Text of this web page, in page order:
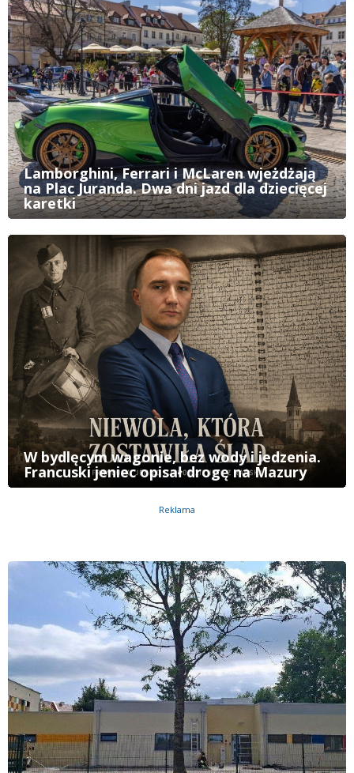
Lamborghini, Ferrari i McLaren wjeżdżają
na Plac Juranda. Dwa dni jazd dla dziecięcej
karetki
W bydlęcym wagonie, bez wody i jedzenia.
Francuski jeniec opisał drogę na Mazury
Reklama